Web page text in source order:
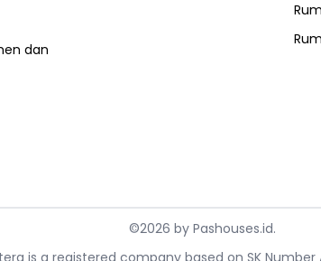
dan
©2026 by Pashouses.id.